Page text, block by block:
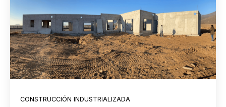
CONSTRUCCIÓN INDUSTRIALIZADA